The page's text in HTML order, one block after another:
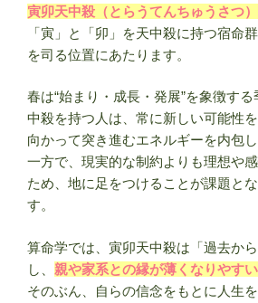
を
解
説
十
四
節
気】”
の
寅卯天中殺（とらうてんちゅうさつ）
「寅」と「卯」を天中殺に持つ宿命
を司る位置にあたります。
春は“始まり・成長・発展”を象徴す
中殺を持つ人は、常に新しい可能性
向かって突き進むエネルギーを内包し
一方で、現実的な制約よりも理想や
ため、地に足をつけることが課題と
す。
算命学では、寅卯天中殺は「過去か
し、 親や家系との縁が薄くなりやす
そのぶん、自らの信念をもとに人生